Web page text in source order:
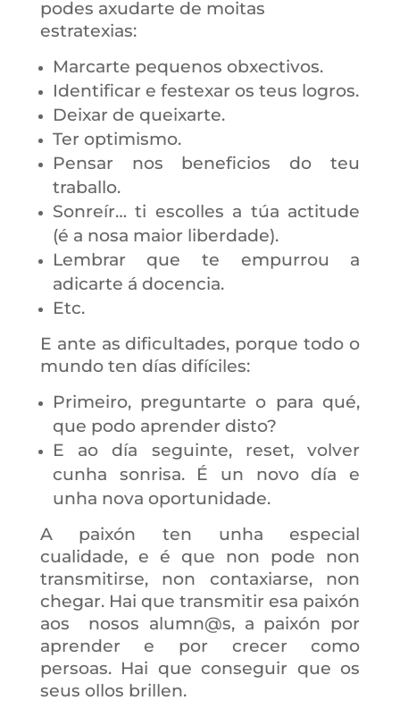
podes axudarte de moitas
estratexias:
Marcarte pequenos obxectivos.
Identificar e festexar os teus logros.
Deixar de queixarte.
Ter optimismo.
Pensar nos beneficios do teu
traballo.
Sonreír… ti escolles a túa actitude
(é a nosa maior liberdade).
Lembrar que te empurrou a
adicarte á docencia.
Etc.
E ante as dificultades, porque todo o
mundo ten días difíciles:
Primeiro, preguntarte o para qué,
que podo aprender disto?
E ao día seguinte, reset, volver
cunha sonrisa. É un novo día e
unha nova oportunidade.
A paixón ten unha especial
cualidade, e é que non pode non
transmitirse, non contaxiarse, non
chegar. Hai que transmitir esa paixón
aos nosos alumn@s, a paixón por
aprender e por crecer como
persoas. Hai que conseguir que os
seus ollos brillen.